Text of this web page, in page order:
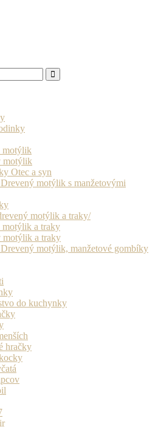
motýlik
motýlik
Otec a syn
motýlik s manžetovými
motýlik a traky/
motýlik a traky
motýlik a traky
motýlik, manžetové gombíky
do kuchynky
hračky